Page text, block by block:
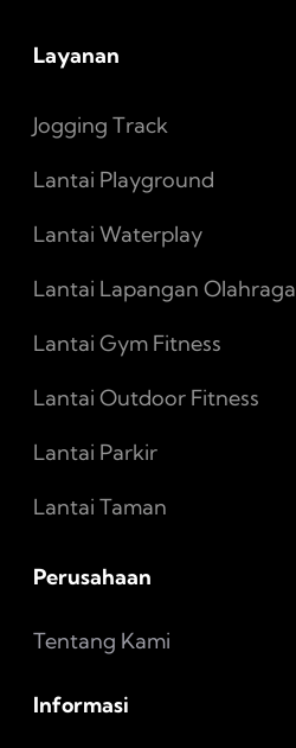
Layanan
Jogging Track
Lantai Playground
Lantai Waterplay
Lantai Lapangan Olahraga
Lantai Gym Fitness
Lantai Outdoor Fitness
Lantai Parkir
Lantai Taman
Perusahaan
Tentang Kami
Informasi